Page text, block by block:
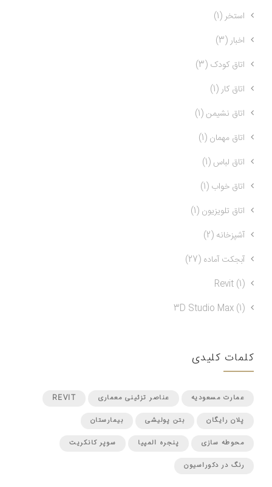
استخر (1)
اخبار (3)
اتاق کودک (3)
اتاق کار (1)
اتاق نشیمن (1)
اتاق مهمان (1)
اتاق لباس (1)
اتاق خواب (1)
اتاق تلویزیون (1)
آشپزخانه (2)
آبجکت آماده (27)
Revit (1)
3D Studio Max (1)
کلمات کلیدی
عمارت مسعودیه عناصر تزئینی معماری REVIT
پلان رایگان بتن پولیشی بیمارستان
محوطه سازی پنجره المپیا سوپر کانکریت
رنگ در دکوراسیون